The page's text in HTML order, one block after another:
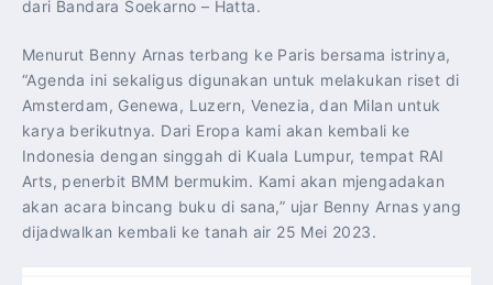
dari Bandara Soekarno – Hatta.
Menurut Benny Arnas terbang ke Paris bersama istrinya,
“Agenda ini sekaligus digunakan untuk melakukan riset di
Amsterdam, Genewa, Luzern, Venezia, dan Milan untuk
karya berikutnya. Dari Eropa kami akan kembali ke
Indonesia dengan singgah di Kuala Lumpur, tempat RAI
Arts, penerbit BMM bermukim. Kami akan mjengadakan
akan acara bincang buku di sana,” ujar Benny Arnas yang
dijadwalkan kembali ke tanah air 25 Mei 2023.